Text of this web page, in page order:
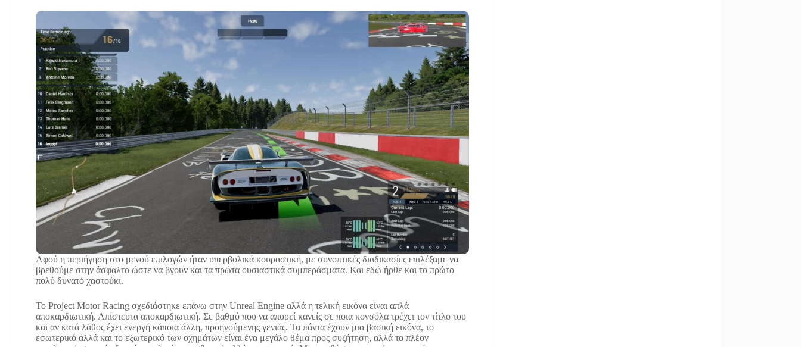
Αφού η περιήγηση στο μενού επιλογών ήταν υπερβολικά κουραστική, με συνοπτικές διαδικασίες επιλέξαμε να
βρεθούμε στην άσφαλτο ώστε να βγουν και τα πρώτα ουσιαστικά συμπεράσματα. Και εδώ ήρθε και το πρώτο
πολύ δυνατό χαστούκι.
Το Project Motor Racing σχεδιάστηκε επάνω στην Unreal Engine αλλά η τελική εικόνα είναι απλά
αποκαρδιωτική. Απίστευτα αποκαρδιωτική. Σε βαθμό που να απορεί κανείς σε ποια κονσόλα τρέχει τον τίτλο του
και αν κατά λάθος έχει ενεργή κάποια άλλη, προηγούμενης γενιάς. Τα πάντα έχουν μια βασική εικόνα, το
εσωτερικό αλλά και το εξωτερικό των οχημάτων είναι ένα μεγάλο θέμα προς συζήτηση, αλλά το πλέον